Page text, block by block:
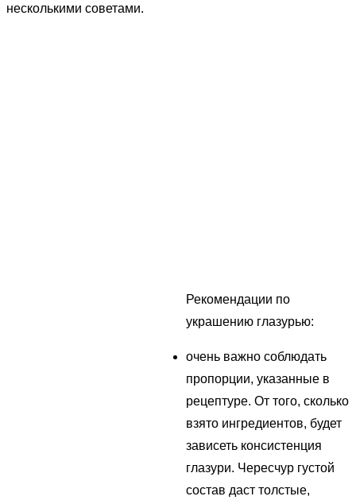
несколькими советами.
Рекомендации по
украшению глазурью:
очень важно соблюдать
пропорции, указанные в
рецептуре. От того, сколько
взято ингредиентов, будет
зависеть консистенция
глазури. Чересчур густой
состав даст толстые,